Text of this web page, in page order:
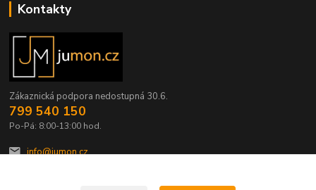
Kontakty
Zákaznická podpora nedostupná 30.6.
799 540 150
Po-Pá: 8:00-13:00 hod.
info@jumon.cz